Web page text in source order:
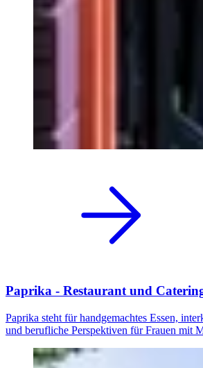
Paprika - Restaurant und
Paprika steht für handgemachtes Essen,
und berufliche Perspektiven für Frauen mit